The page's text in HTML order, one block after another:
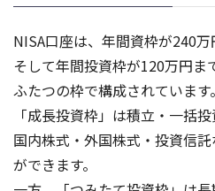
NISA口座は、年間資枠が240万
そして年間投資枠が120万円ま
ふたつの枠で構成されています。
「成長投資枠」は積立・一括
国内株式・外国株式・投資信
ができます。